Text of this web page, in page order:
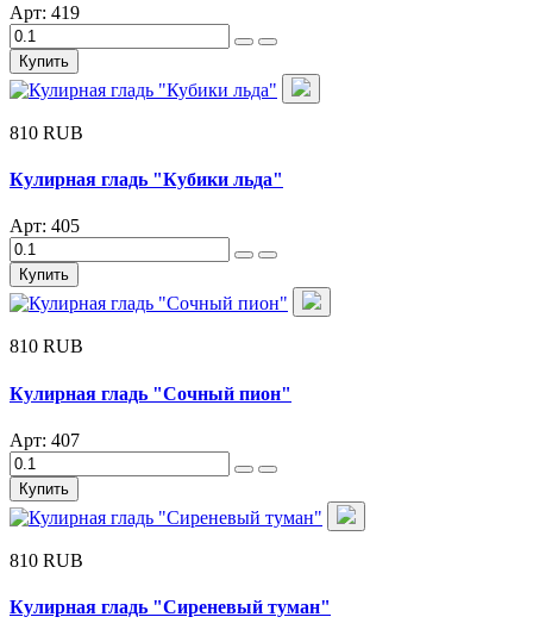
Арт: 419
Купить
810 RUB
Кулирная гладь "Кубики льда"
Арт: 405
Купить
810 RUB
Кулирная гладь "Сочный пион"
Арт: 407
Купить
810 RUB
Кулирная гладь "Сиреневый туман"